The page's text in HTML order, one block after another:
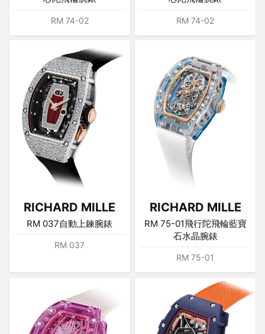
RM 74-02 RM 74-02
RICHARD MILLE
RM 037自動上鍊腕錶
RM 037
RICHARD MILLE
RM 75-01飛行陀飛輪藍寶
石水晶腕錶
RM 75-01